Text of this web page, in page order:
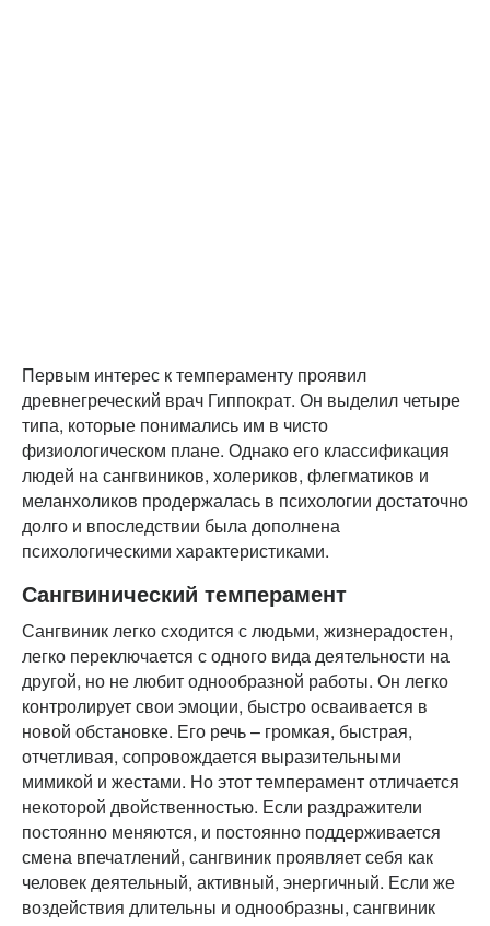
Первым интерес к темпераменту проявил
древнегреческий врач Гиппократ. Он выделил четыре
типа, которые понимались им в чисто
физиологическом плане. Однако его классификация
людей на сангвиников, холериков, флегматиков и
меланхоликов продержалась в психологии достаточно
долго и впоследствии была дополнена
психологическими характеристиками.
Сангвинический темперамент
Сангвиник легко сходится с людьми, жизнерадостен,
легко переключается с одного вида деятельности на
другой, но не любит однообразной работы. Он легко
контролирует свои эмоции, быстро осваивается в
новой обстановке. Его речь – громкая, быстрая,
отчетливая, сопровождается выразительными
мимикой и жестами. Но этот темперамент отличается
некоторой двойственностью. Если раздражители
постоянно меняются, и постоянно поддерживается
смена впечатлений, сангвиник проявляет себя как
человек деятельный, активный, энергичный. Если же
воздействия длительны и однообразны, сангвиник